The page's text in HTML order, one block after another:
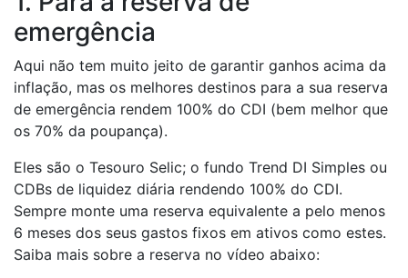
emergência
Aqui não tem muito jeito de garantir ganhos acima da
inflação, mas os melhores destinos para a sua reserva
de emergência rendem 100% do CDI (bem melhor que
os 70% da poupança).
Eles são o Tesouro Selic; o fundo Trend DI Simples ou
CDBs de liquidez diária rendendo 100% do CDI.
Sempre monte uma reserva equivalente a pelo menos
6 meses dos seus gastos fixos em ativos como estes.
Saiba mais sobre a reserva no vídeo abaixo: